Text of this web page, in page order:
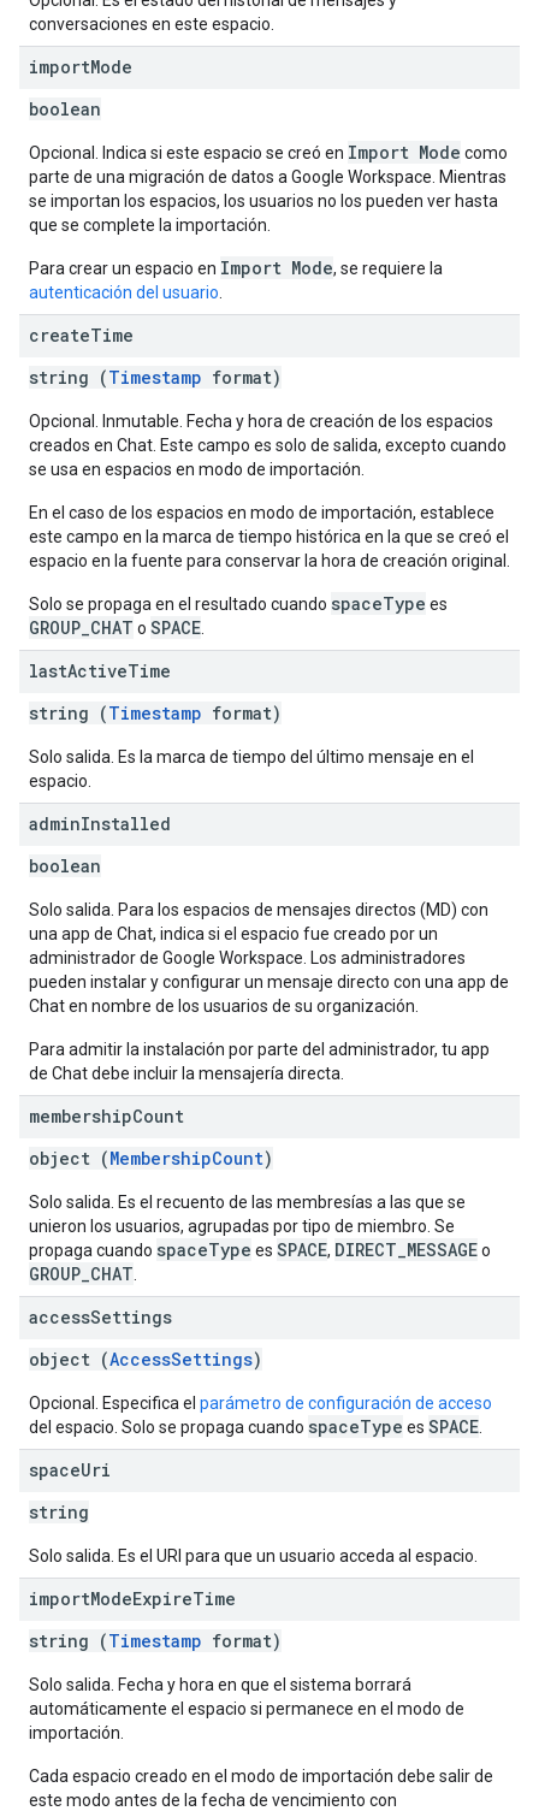
conversaciones en este espacio.
importMode
boolean
Opcional. Indica si este espacio se creó en Import Mode como
parte de una migración de datos a Google Workspace. Mientras
se importan los espacios, los usuarios no los pueden ver hasta
que se complete la importación.
Para crear un espacio en Import Mode, se requiere la
autenticación del usuario
createTime
string (Timestamp format)
Opcional. Inmutable. Fecha y hora de creación de los espacios
creados en Chat. Este campo es solo de salida, excepto cuando
se usa en espacios en modo de importación.
En el caso de los espacios en modo de importación, establece
este campo en la marca de tiempo histórica en la que se creó el
espacio en la fuente para conservar la hora de creación original.
Solo se propaga en el resultado cuando spaceType es
GROUP_CHAT o SPACE
lastActiveTime
string (Timestamp format)
Solo salida. Es la marca de tiempo del último mensaje en el
espacio.
adminInstalled
boolean
Solo salida. Para los espacios de mensajes directos (MD) con
una app de Chat, indica si el espacio fue creado por un
administrador de Google Workspace. Los administradores
pueden instalar y configurar un mensaje directo con una app de
Chat en nombre de los usuarios de su organización.
Para admitir la instalación por parte del administrador, tu app
de Chat debe incluir la mensajería directa.
membershipCount
object (MembershipCount)
Solo salida. Es el recuento de las membresías a las que se
unieron los usuarios, agrupadas por tipo de miembro. Se
propaga cuando spaceType es SPACE, DIRECT_MESSAGEo
GROUP_CHAT
accessSettings
object (AccessSettings)
Opcional. Especifica el parámetro de configuración de acceso
del espacio. Solo se propaga cuando spaceType es SPACE
spaceUri
string
Solo salida. Es el URI para que un usuario acceda al espacio.
importModeExpireTime
string (Timestamp format)
Solo salida. Fecha y hora en que el sistema borrará
automáticamente el espacio si permanece en el modo de
importación.
Cada espacio creado en el modo de importación debe salir de
este modo antes de la fecha de vencimiento con